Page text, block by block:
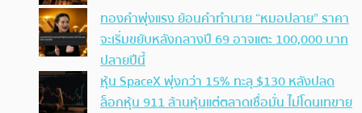
ทองคำพุ่งแรง ย้อนคำทำนาย “หมอปลาย” ราคา
จะเริ่มขยับหลังกลางปี 69 อาจแตะ 100,000 บาท
ปลายปีนี้
หุ้น SpaceX พุ่งกว่า 15% ทะลุ $130 หลังปลด
ล็อกหุ้น 911 ล้านหุ้นแต่ตลาดเชื่อมั่น ไม่โดนเทขาย